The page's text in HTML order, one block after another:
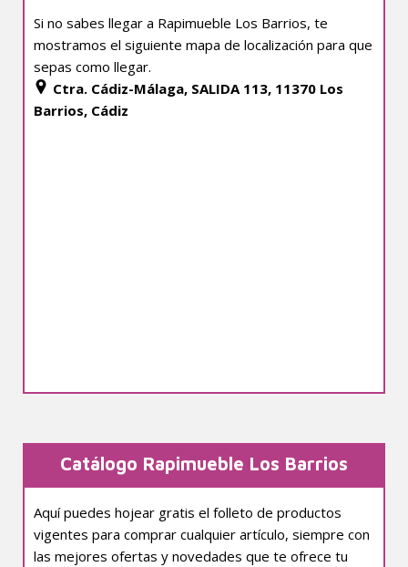
Si no sabes llegar a Rapimueble Los Barrios, te
mostramos el siguiente mapa de localización para que
sepas como llegar.
Ctra. Cádiz-Málaga, SALIDA 113, 11370 Los
Barrios, Cádiz
Catálogo Rapimueble Los Barrios
Aquí puedes hojear gratis el folleto de productos
vigentes para comprar cualquier artículo, siempre con
las mejores ofertas y novedades que te ofrece tu